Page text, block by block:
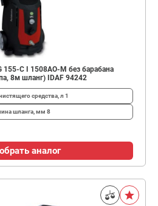
C I 1508AO-M без барабана
8м шланг) IDAF 94242
средства, л 1
шланга, мм 8
аналог